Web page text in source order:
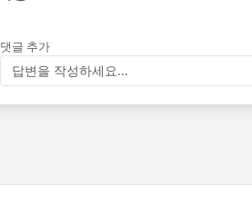
댓글 추가
답변을 작성하세요...